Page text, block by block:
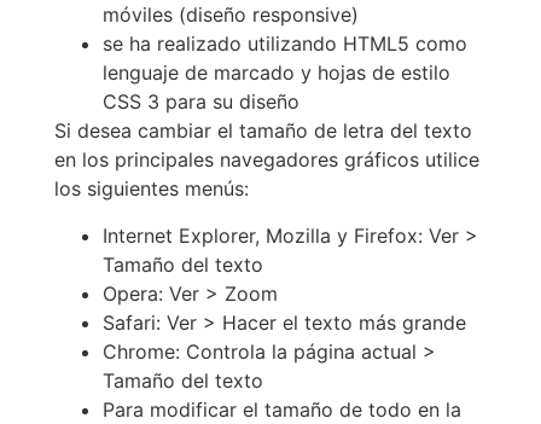
móviles (diseño responsive)
se ha realizado utilizando HTML5 como
lenguaje de marcado y hojas de estilo
CSS 3 para su diseño
Si desea cambiar el tamaño de letra del texto
en los principales navegadores gráficos utilice
los siguientes menús:
Internet Explorer, Mozilla y Firefox: Ver >
Tamaño del texto
Opera: Ver > Zoom
Safari: Ver > Hacer el texto más grande
Chrome: Controla la página actual >
Tamaño del texto
Para modificar el tamaño de todo en la